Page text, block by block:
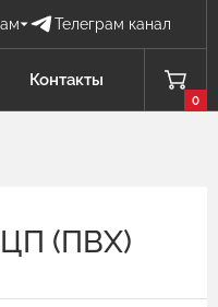
Телеграм канал
Контакты
0
(ПВХ)